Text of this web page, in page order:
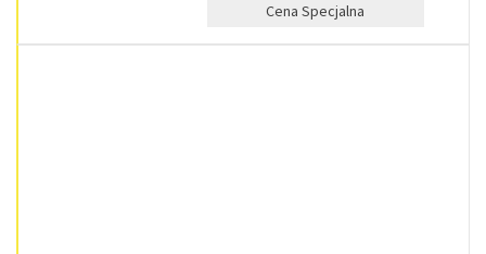
Cena Specjalna